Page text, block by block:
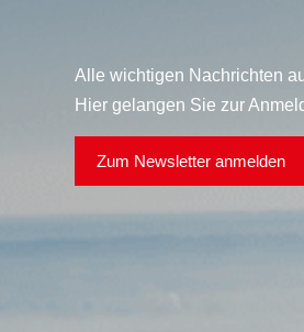
Alle wichtigen Nachrichten
Hier gelangen Sie zur
Zum Newsletter anmelden